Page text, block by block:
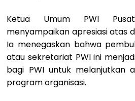
Ketua Umum PWI
menyampaikan apresiasi atas
Ia menegaskan bahwa
atau sekretariat PWI ini
bagi PWI untuk melanjutkan
program organisasi.